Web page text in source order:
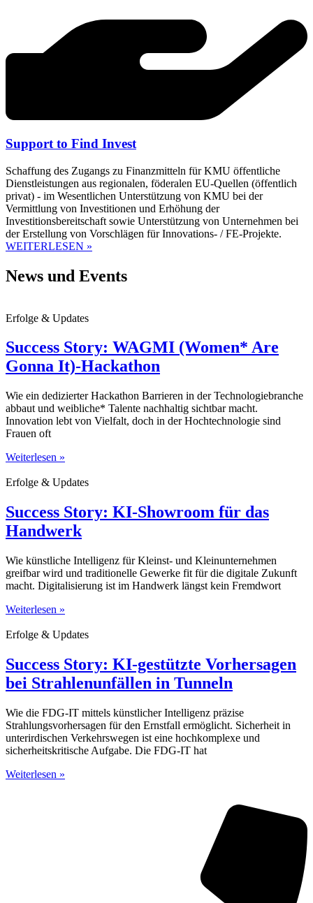
Support to Find Invest
Schaffung des Zugangs zu Finanzmitteln für KMU öffentliche
Dienstleistungen aus regionalen, föderalen EU-Quellen (öffentlich
privat) - im Wesentlichen Unterstützung von KMU bei der
Vermittlung von Investitionen und Erhöhung der
Investitionsbereitschaft sowie Unterstützung von Unternehmen bei
der Erstellung von Vorschlägen für Innovations- / FE-Projekte.
WEITERLESEN »
News und Events
Erfolge & Updates
Success Story: WAGMI (Women* Are
Gonna It)-Hackathon
Wie ein dedizierter Hackathon Barrieren in der Technologiebranche
abbaut und weibliche* Talente nachhaltig sichtbar macht.
Innovation lebt von Vielfalt, doch in der Hochtechnologie sind
Frauen oft
Weiterlesen »
Erfolge & Updates
Success Story: KI-Showroom für das
Handwerk
Wie künstliche Intelligenz für Kleinst- und Kleinunternehmen
greifbar wird und traditionelle Gewerke fit für die digitale Zukunft
macht. Digitalisierung ist im Handwerk längst kein Fremdwort
Weiterlesen »
Erfolge & Updates
Success Story: KI-gestützte Vorhersagen
bei Strahlenunfällen in Tunneln
Wie die FDG-IT mittels künstlicher Intelligenz präzise
Strahlungsvorhersagen für den Ernstfall ermöglicht. Sicherheit in
unterirdischen Verkehrswegen ist eine hochkomplexe und
sicherheitskritische Aufgabe. Die FDG-IT hat
Weiterlesen »